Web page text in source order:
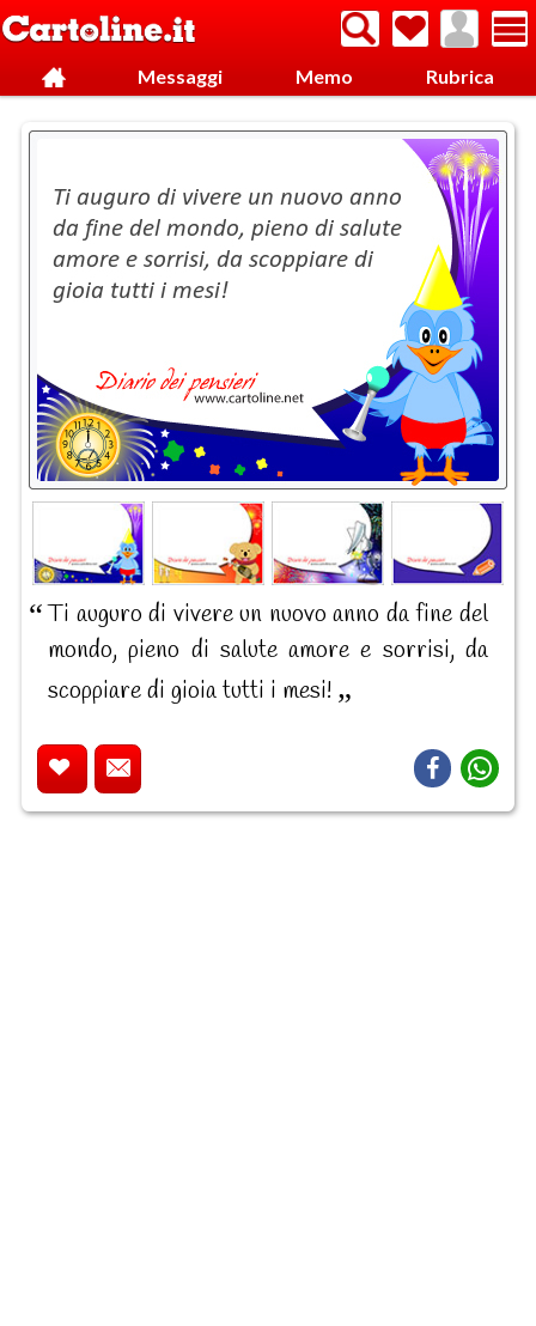
Messaggi Memo Rubrica
Ti auguro di vivere un nuovo anno da fine del
mondo, pieno di salute amore e sorrisi, da
scoppiare di gioia tutti i mesi!